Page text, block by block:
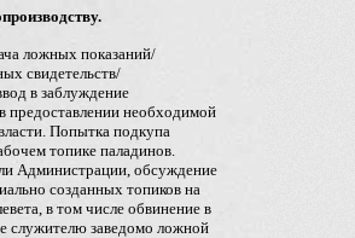
ложных показаний/
свидетельств/
в заблуждение
предоставлении необходимой
Попытка подкупа
топике паладинов.
Администрации, обсуждение
созданных топиков на
в том числе обвинение в
служителю заведомо ложной